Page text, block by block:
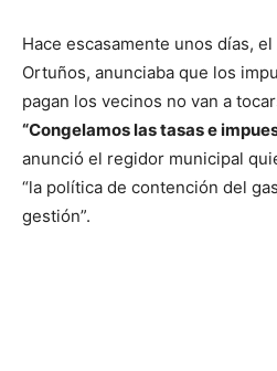
Hace escasamente unos días,
Ortuños, anunciaba que los
pagan los vecinos no van a
“Congelamos las tasas e
anunció el regidor municipal
“la política de contención del
gestión”.